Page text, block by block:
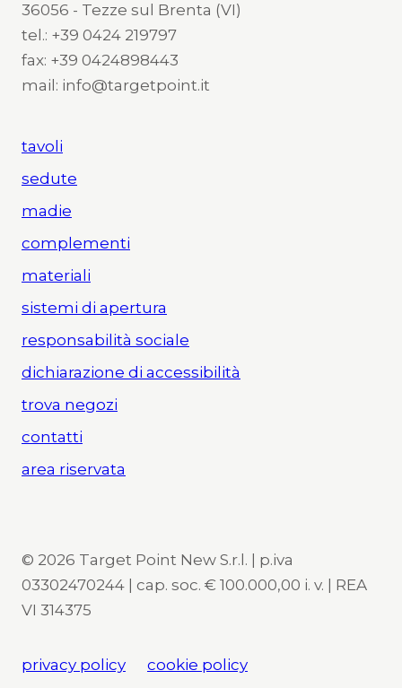
36056 - Tezze sul Brenta (VI)
tel.: +39 0424 219797
fax: +39 0424898443
mail: info@targetpoint.it
tavoli
sedute
madie
complementi
materiali
sistemi di apertura
responsabilità sociale
dichiarazione di accessibilità
trova negozi
contatti
area riservata
© 2026 Target Point New S.r.l. | p.iva
03302470244 | cap. soc. € 100.000,00 i. v. | REA
VI 314375
privacy policy cookie policy